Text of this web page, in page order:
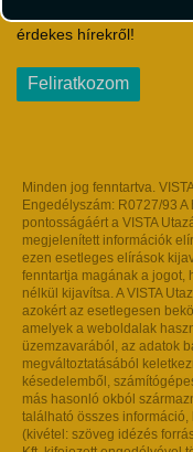
érdekes hírekről!
Feliratkozom
Minden jog fenntartva.
Engedélyszám: R0727/93
pontosságáért a VISTA
megjelenített információk
ezen esetleges elírások
fenntartja magának a jogot,
nélkül kijavítsa. A VISTA
azokért az esetlegesen
amelyek a weboldalak
üzemzavarából, az adatok
megváltoztatásából
késedelemből,
más hasonló okból
található összes
(kivétel: szöveg idézés